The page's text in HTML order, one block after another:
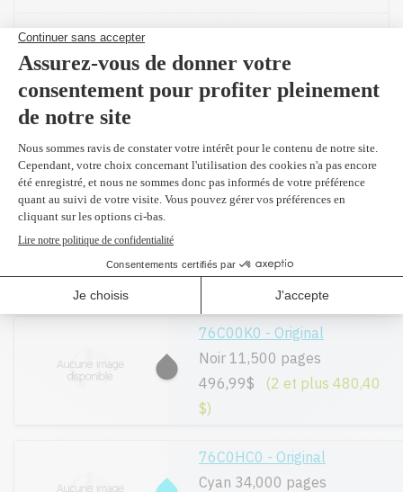
Format papier
Fournitures pour imprimante laser
couleur CX923dxe par Lexmark
86C0HK0 - Original
314,99$ (2 et plus 304,80
76C00K0 - Original
Noir 11,500 pages
496,99$
(2 et plus 480,40
$)
76C0HC0 - Original
Cyan 34,000 pages